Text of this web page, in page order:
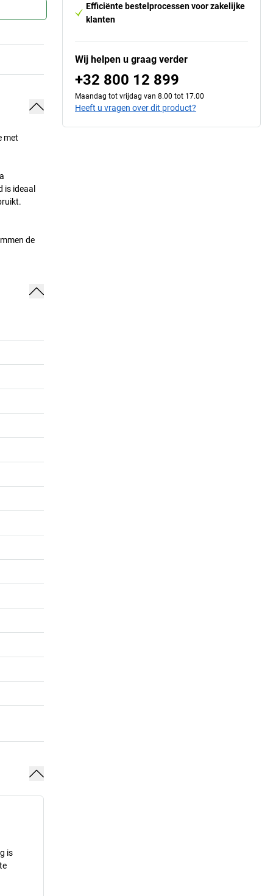
met
ideaal
de
is
Efficiënte bestelprocessen voor zakelijke
klanten
Wij helpen u graag verder
+32 800 12 899
Maandag tot vrijdag van 8.00 tot 17.00
Heeft u vragen over dit product?